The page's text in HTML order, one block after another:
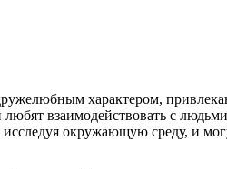
характером,
взаимодействовать с
окружающую среду, и